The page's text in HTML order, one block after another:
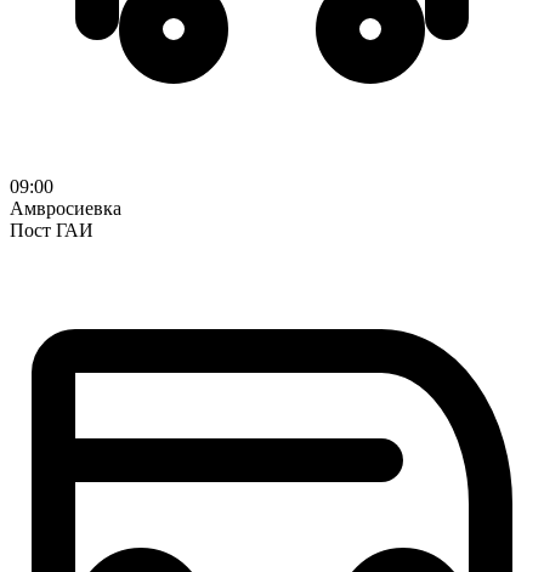
09:00
Амвросиевка
Пост ГАИ